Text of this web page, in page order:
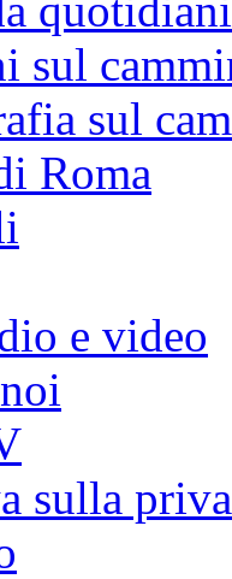
sul
sul
Roma
e video
sulla